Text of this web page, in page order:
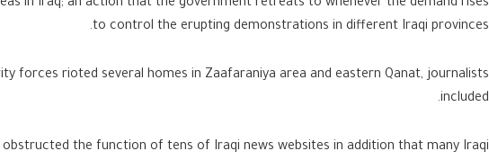
in Iraq; an action that the government retreats to whenever the demand rises
to control the erupting demonstrations in different Iraqi provinces.
forces rioted several homes in Zaafaraniya area and eastern Qanat, journalists
included.
the function of tens of Iraqi news websites in addition that many Iraqi